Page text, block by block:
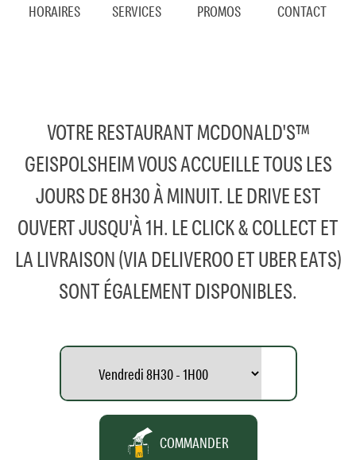
HORAIRES SERVICES PROMOS CONTACT
VOTRE RESTAURANT MCDONALD'S™
GEISPOLSHEIM VOUS ACCUEILLE TOUS LES
JOURS DE 8H30 À MINUIT. LE DRIVE EST
OUVERT JUSQU'À 1H. LE CLICK & COLLECT ET
LA LIVRAISON (VIA DELIVEROO ET UBER EATS)
SONT ÉGALEMENT DISPONIBLES.
COMMANDER